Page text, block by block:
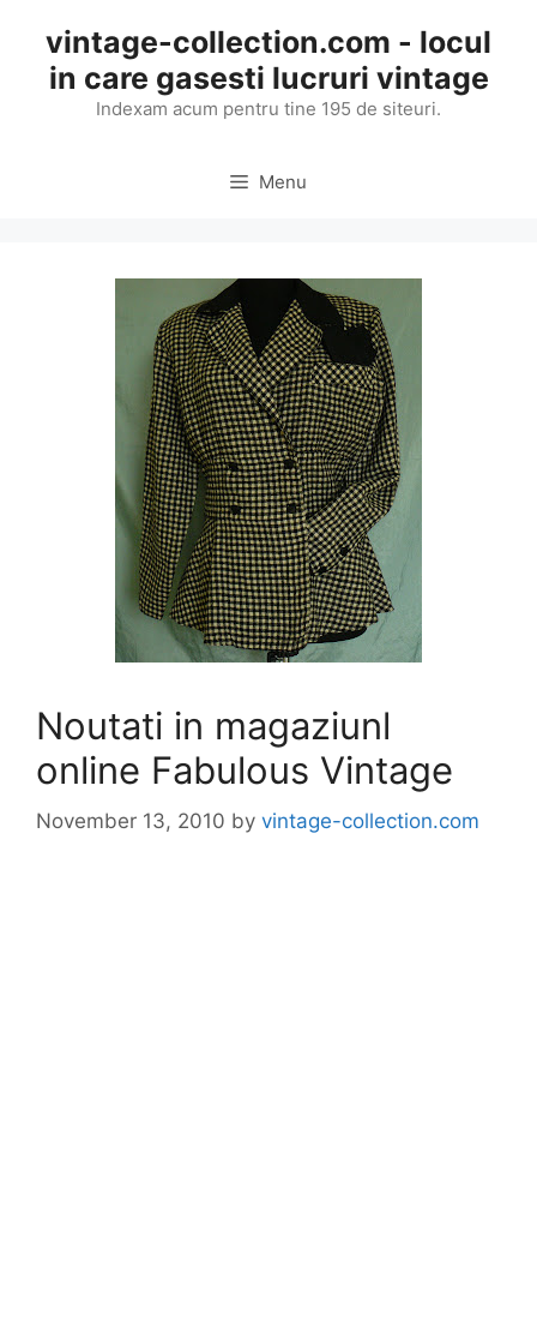
content
vintage-collection.com - locul
in care gasesti lucruri vintage
Indexam acum pentru tine 195 de siteuri.
Menu
Noutati in magaziunl
online Fabulous Vintage
November 13, 2010 by vintage-collection.com